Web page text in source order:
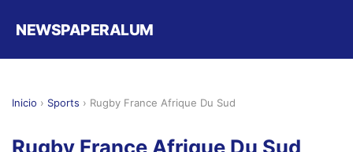
NEWSPAPERALUM
Inicio › Sports › Rugby France Afrique Du Sud
Rugby France Afrique Du Sud